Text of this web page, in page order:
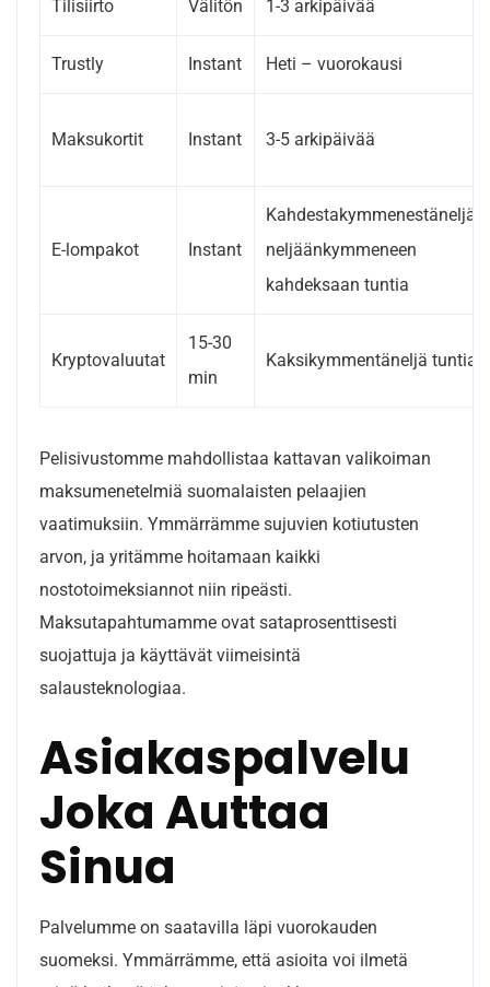
Tilisiirto Välitön 1-3 arkipäivää
Trustly Instant Heti – vuorokausi
Maksukortit Instant 3-5 arkipäivää
E-lompakot Instant
neljäänkymmeneen
kahdeksaan tuntia
Kryptovaluutat
15-30
min
Kaksikymmentäneljä tuntia
Pelisivustomme mahdollistaa kattavan valikoiman
maksumenetelmiä suomalaisten pelaajien
vaatimuksiin. Ymmärrämme sujuvien kotiutusten
arvon, ja yritämme hoitamaan kaikki
nostotoimeksiannot niin ripeästi.
Maksutapahtumamme ovat sataprosenttisesti
suojattuja ja käyttävät viimeisintä
salausteknologiaa.
Asiakaspalvelu
Joka Auttaa
Sinua
Palvelumme on saatavilla läpi vuorokauden
suomeksi. Ymmärrämme, että asioita voi ilmetä